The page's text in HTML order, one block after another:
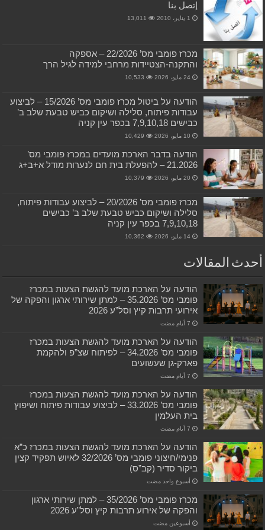
إتصل بنا
1 يناير، 2010 13,011
מכרז פומבי מס’ 22/2026 – אספקה
והתקנה-הצטיידות מרחבי למידה לגיל הרך
24 مايو، 2026 10,533
הודעה על ביטול מכרז פומבי מס’ 15/2026 – לביצוע
עבודות פיתוח, סלילה ושיקום כביש טבעת שלב ב’
כבישים 7,9,10,18 בכפר עין קניה
10 مايو، 2026 10,429
הודעה בדבר הארכת מועדים במכרז פומבי מס’
21.2026 – להפעלת בית חם לנערות מודל א+ב+ג
20 مايو، 2026 10,379
מכרז פומבי מס’ 20/2026 – לביצוע עבודות פיתוח,
סלילה ושיקום כביש טבעת שלב ב’ כבישים
7,9,10,18 בכפר עין קניה
14 مايو، 2026 10,362
أحدث المقالات
הודעה על הארכת מועד להגשת הצעות במכרז
פומבי מס’ 35.2026 – למתן שירותי ארגון והפקה של
אירועי תרבות קיץ וסל”ע 2026
הודעה על הארכת מועד להגשת הצעות במכרז
פומבי מס’ 34.2026 – לפיתוח שצ”פ ולהקמת
פארק-גן שעשועים
הודעה על הארכת מועד להגשת הצעות במכרז
פומבי מס’ 33.2026 – לביצוע עבודות פיתוח ושיפוץ
בית העלמין
הודעה על הארכת מועד להגשת הצעות במכרז כ”א
פנימי/חיצוני פומבי מס’ 32/2026 לאיוש תפקיד קצין
ביקור סדיר (קב”ס)
‏أسبوع واحد مضت
מכרז פומבי מס’ 35/2026 – למתן שירותי ארגון
והפקה של אירוע תרבות קיץ וסל”ע 2026
‏أسبوعين مضت